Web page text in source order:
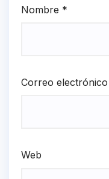
Nombre *
Correo electrónico
Web